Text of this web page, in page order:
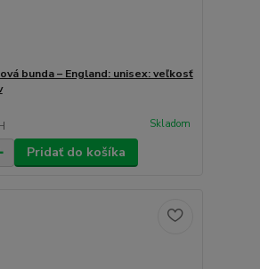
bunda – England: unisex: veľkosť
Skladom
Pridať do košíka